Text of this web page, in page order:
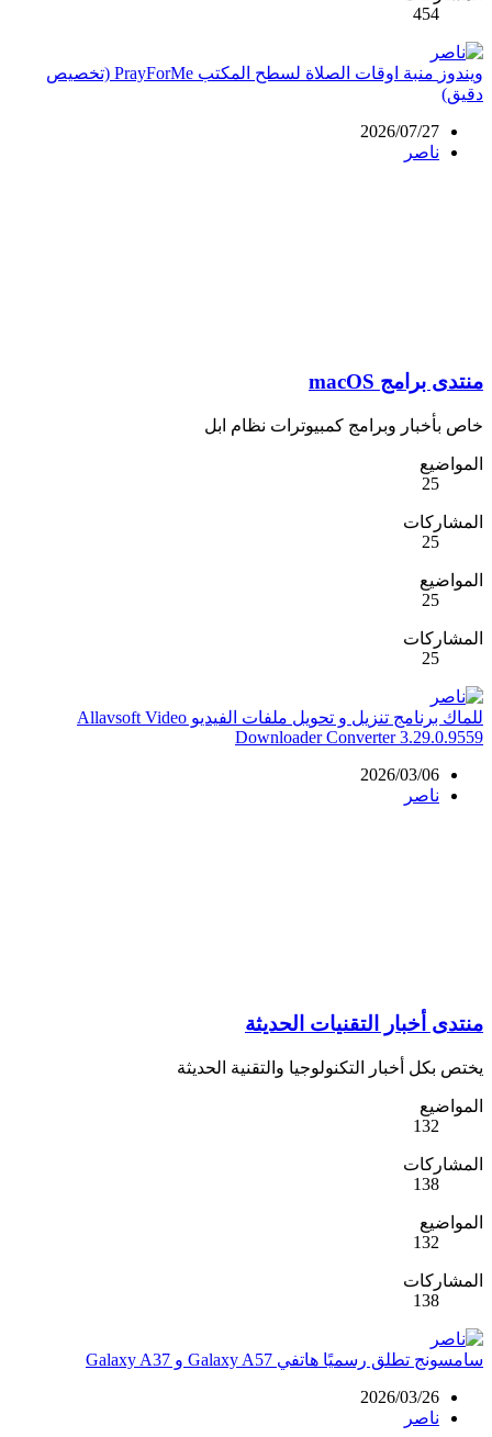
454
ويندوز
منبة اوقات الصلاة لسطح المكتب PrayForMe (تخصيص
دقيق)
2026/07/27
ناصر
منتدى برامج macOS
خاص بأخبار وبرامج كمبيوترات نظام ابل
المواضيع
25
المشاركات
25
المواضيع
25
المشاركات
25
للماك برنامج تنزيل و تحويل ملفات الفيديو Allavsoft Video
Downloader Converter 3.29.0.9559
2026/03/06
ناصر
منتدى أخبار التقنيات الحديثة
يختص بكل أخبار التكنولوجيا والتقنية الحديثة
المواضيع
132
المشاركات
138
المواضيع
132
المشاركات
138
سامسونج تطلق رسميًا هاتفي Galaxy A57 و Galaxy A37
2026/03/26
ناصر